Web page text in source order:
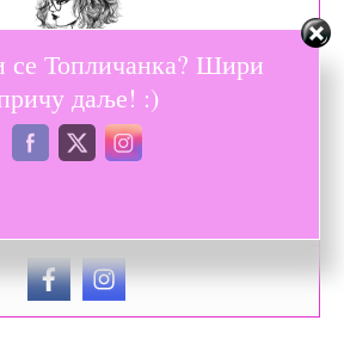
Душа од жене
се Топличанка? Шири
даље! :)